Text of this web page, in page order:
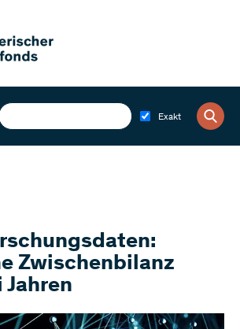
Exakt
Zwischenbilanz
Jahren